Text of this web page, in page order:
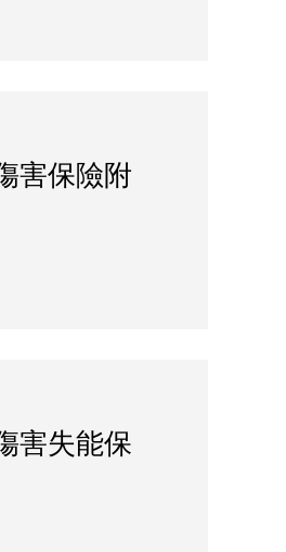
害保險附
害失能保